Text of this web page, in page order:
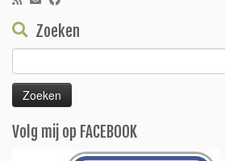
Zoeken
naar:
Volg mij op FACEBOOK